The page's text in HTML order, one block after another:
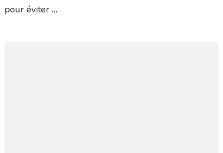
pour éviter …